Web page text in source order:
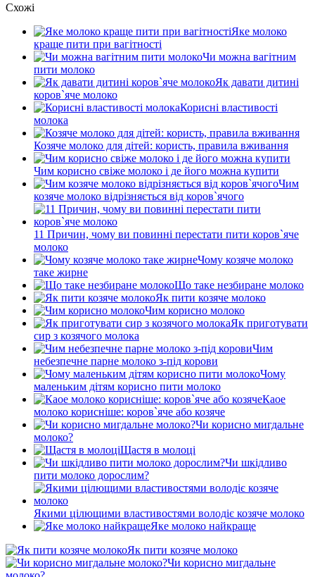
Схожі
Яке молоко
краще пити при вагітності
Чи можна вагітним
пити молоко
Як давати дитині
коров`яче молоко
Корисні властивості
молока
Козяче молоко для дітей: користь, правила вживання
Чим корисно свіже молоко і де його можна купити
Чим
козяче молоко відрізняється від коров`ячого
11 Причин, чому ви повинні перестати пити коров`яче
молоко
Чому козяче молоко
таке жирне
Що таке незбиране молоко
Як пити козяче молоко
Чим корисно молоко
Як приготувати
сир з козячого молока
Чим
небезпечне парне молоко з-під корови
Чому
маленьким дітям корисно пити молоко
Каое
молоко корисніше: коров`яче або козяче
Чи корисно мигдальне
молоко?
Щастя в молоці
Чи шкідливо
пити молоко дорослим?
Якими цілющими властивостями володіє козяче молоко
Яке молоко найкраще
Як пити козяче молоко
Чи корисно мигдальне